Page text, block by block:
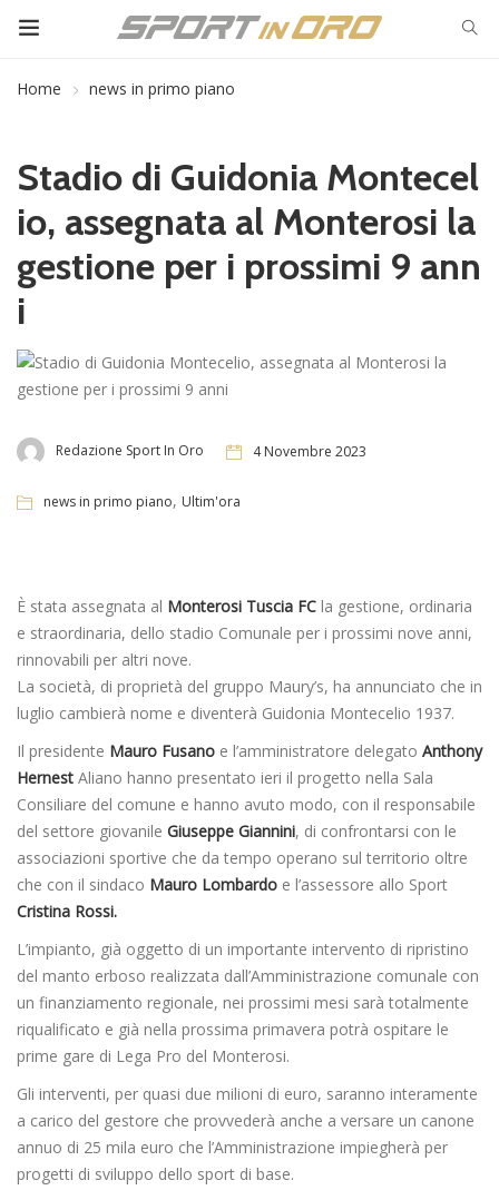
Home news in primo piano
Stadio di Guidonia Montecel
io, assegnata al Monterosi la
gestione per i prossimi 9 ann
i
Redazione Sport In Oro 4 Novembre 2023
news in primo piano, Ultim'ora
È stata assegnata al Monterosi Tuscia FC la gestione, ordinaria
e straordinaria, dello stadio Comunale per i prossimi nove anni,
rinnovabili per altri nove.
La società, di proprietà del gruppo Maury’s, ha annunciato che in
luglio cambierà nome e diventerà Guidonia Montecelio 1937.
Il presidente Mauro Fusano e l’amministratore delegato Anthony
Hernest Aliano hanno presentato ieri il progetto nella Sala
Consiliare del comune e hanno avuto modo, con il responsabile
del settore giovanile Giuseppe Giannini, di confrontarsi con le
associazioni sportive che da tempo operano sul territorio oltre
che con il sindaco Mauro Lombardo e l’assessore allo Sport
Cristina Rossi.
L’impianto, già oggetto di un importante intervento di ripristino
del manto erboso realizzata dall’Amministrazione comunale con
un finanziamento regionale, nei prossimi mesi sarà totalmente
riqualificato e già nella prossima primavera potrà ospitare le
prime gare di Lega Pro del Monterosi.
Gli interventi, per quasi due milioni di euro, saranno interamente
a carico del gestore che provvederà anche a versare un canone
annuo di 25 mila euro che l’Amministrazione impiegherà per
progetti di sviluppo dello sport di base.